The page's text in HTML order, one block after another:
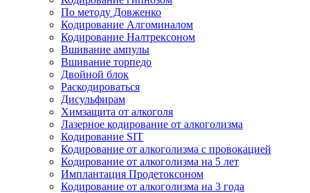
По методу Довженко
Кодирование Алгоминалом
Кодирование Налтрексоном
Вшивание ампулы
Вшивание торпедо
Двойной блок
Раскодироваться
Дисульфирам
Химзащита от алкоголя
Лазерное кодирование от алкоголизма
Кодирование SIT
Кодирование от алкоголизма с провокацией
Кодирование от алкоголизма на 5 лет
Имплантация Продетоксоном
Кодирование от алкоголизма на 3 года